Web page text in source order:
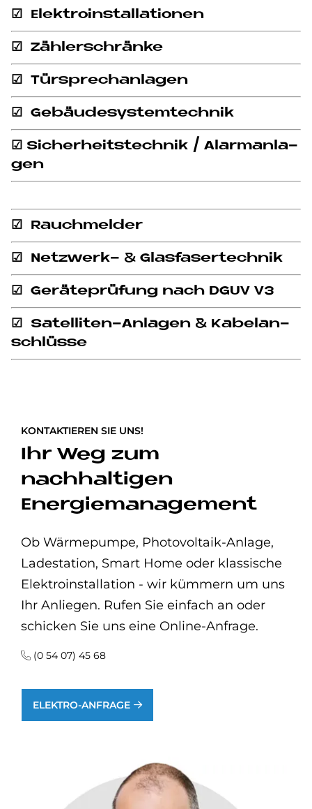
☑ Elek­tro­in­stal­la­tio­nen
☑ Zäh­ler­schrän­ke
☑ Tür­sprech­an­la­gen
☑ Ge­bäu­de­sy­stem­tech­nik
☑ Si­cher­heits­tech­nik / Alarm­an­la­
gen
☑ Rauch­mel­der
☑ Netz­werk- & Glas­fa­ser­tech­nik
☑ Ge­rä­te­prü­fung nach DGUV V3
☑ Sa­tel­li­ten-An­la­gen & Ka­bel­an­
schlüs­se
KONTAKTIEREN SIE UNS!
Ihr Weg zum
nachhaltigen
Energiemanagement
Ob Wärmepumpe, Photovoltaik-Anlage,
Ladestation, Smart Home oder klassische
Elektroinstallation - wir kümmern um uns
Ihr Anliegen. Rufen Sie einfach an oder
schicken Sie uns eine Online-Anfrage.
(0 54 07) 45 68
ELEKTRO-ANFRAGE